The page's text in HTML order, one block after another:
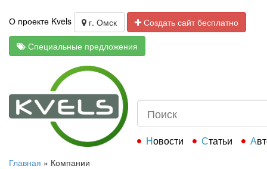
О проекте Kvels г. Омск
Создать сайт бесплатно
Специальные предложения
Новости Статьи
Главная » Компании